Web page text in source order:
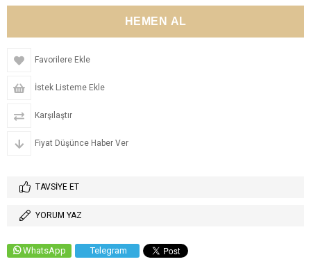
Favorilere Ekle
İstek Listeme Ekle
Karşılaştır
Fiyat Düşünce Haber Ver
TAVSIYE ET
YORUM YAZ
WhatsApp Telegram